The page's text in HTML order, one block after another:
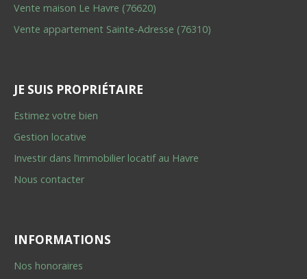
Vente maison Le Havre (76620)
Vente appartement Sainte-Adresse (76310)
JE SUIS PROPRIÉTAIRE
Estimez votre bien
Gestion locative
Investir dans l’immobilier locatif au Havre
Nous contacter
INFORMATIONS
Nos honoraires